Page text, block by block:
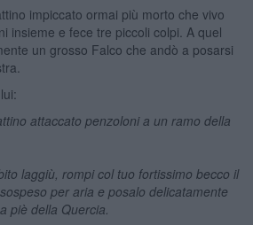
impiccato ormai più morto che vivo
insieme e fece tre piccoli colpi. A quel
un grosso Falco che andò a posarsi
attaccato penzoloni a un ramo della
laggiù, rompi col tuo fortissimo becco il
per aria e posalo delicatamente
piè della Quercia.